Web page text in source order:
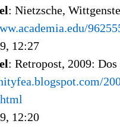
: Nietzsche,
12:27
: Retropost, 2009:
12:20